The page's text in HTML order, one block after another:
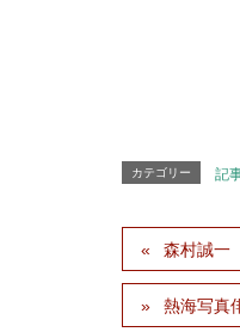
カテゴリー 記
森村誠一
熱海写真